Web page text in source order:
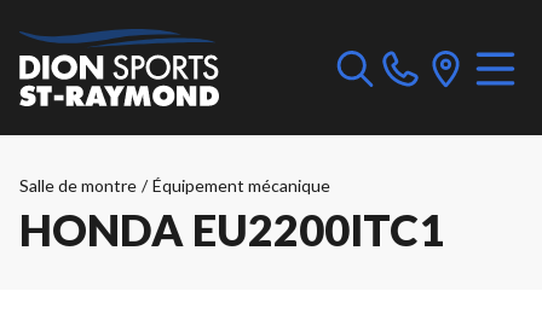
Salle de montre / Équipement mécanique
HONDA EU2200ITC1